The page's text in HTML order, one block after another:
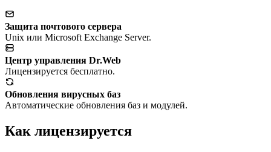
Защита почтового сервера
Unix или Microsoft Exchange Server.
Центр управления Dr.Web
Лицензируется бесплатно.
Обновления вирусных баз
Автоматические обновления баз и модулей.
Как лицензируется